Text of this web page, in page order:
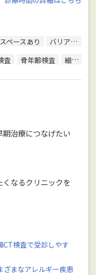
ペースあり
バリアフリー対応
査 骨年齢検査 細菌検査
治療につなげたい
なるクリニックを
CT検査で受診しやす
ざまなアレルギー疾患